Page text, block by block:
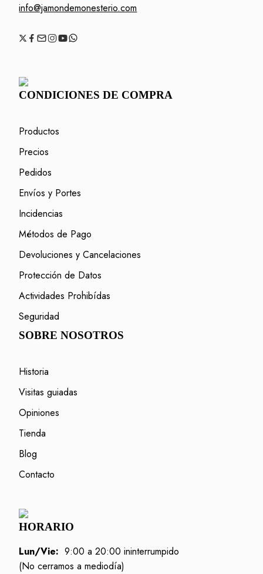
info@jamondemonesterio.com
CONDICIONES DE COMPRA
Productos
Precios
Pedidos
Envíos y Portes
Incidencias
Métodos de Pago
Devoluciones y Cancelaciones
Protección de Datos
Actividades Prohibídas
Seguridad
SOBRE NOSOTROS
Historia
Visitas guiadas
Opiniones
Tienda
Blog
Contacto
HORARIO
Lun/Vie: 9:00 a 20:00 ininterrumpido
(No cerramos a mediodía)